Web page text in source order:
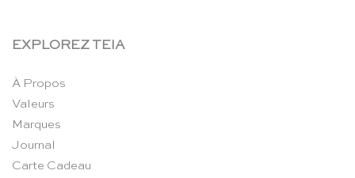
EXPLOREZ TEIA
À Propos
Valeurs
Marques
Journal
Carte Cadeau